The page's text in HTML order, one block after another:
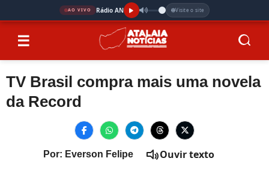
AO VIVO Rádio AN Visite o site
☰
TV Brasil compra mais uma novela
da Record
Por: Everson Felipe
Ouvir texto